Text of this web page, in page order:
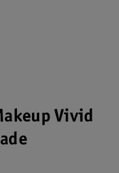
Vivid